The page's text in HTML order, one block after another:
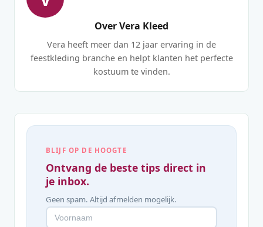
Over Vera Kleed
Vera heeft meer dan 12 jaar ervaring in de
feestkleding branche en helpt klanten het perfecte
kostuum te vinden.
BLIJF OP DE HOOGTE
Ontvang de beste tips direct in
je inbox.
Geen spam. Altijd afmelden mogelijk.